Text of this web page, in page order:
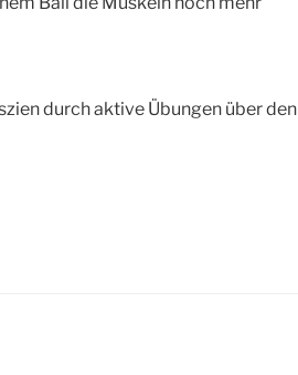
durch aktive Übungen über den